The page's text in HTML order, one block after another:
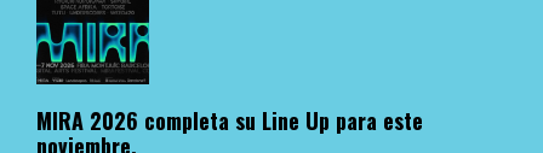
MIRA 2026 completa su Line Up para este
noviembre.